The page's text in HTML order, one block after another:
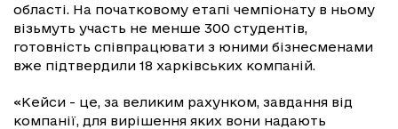
області. На початковому етапі чемпіонату в ньому
візьмуть участь не менше 300 студентів,
готовність співпрацювати з юними бізнесменами
вже підтвердили 18 харківських компаній.
«Кейси - це, за великим рахунком, завдання від
компанії, для вирішення яких вони надають